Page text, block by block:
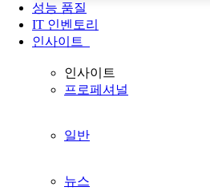
성능 품질
IT 인벤토리
인사이트
인사이트
프로페셔널
일반
뉴스
홈페이지 Article
Mengenal Apa itu Sistem ERP